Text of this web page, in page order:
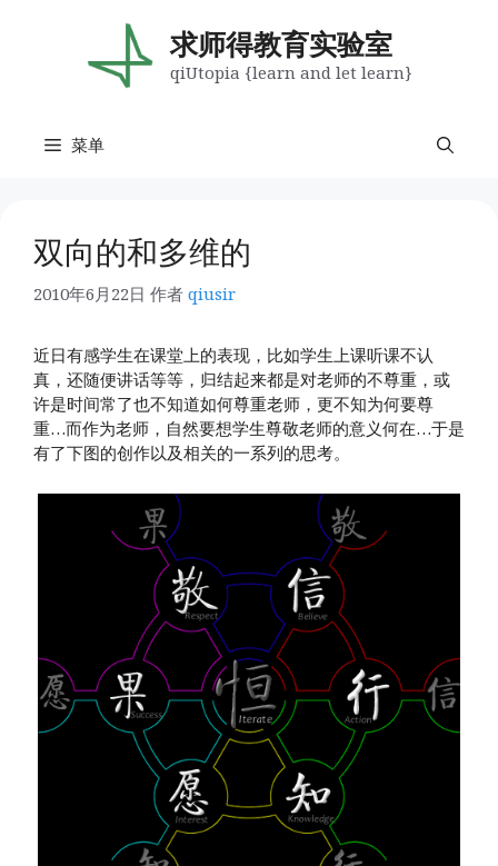
求师得教育实验室
qiUtopia {learn and let learn}
菜单
双向的和多维的
2010年6月22日 作者 qiusir
近日有感学生在课堂上的表现，比如学生上课听课不认
真，还随便讲话等等，归结起来都是对老师的不尊重，或
许是时间常了也不知道如何尊重老师，更不知为何要尊
重…而作为老师，自然要想学生尊敬老师的意义何在…于是
有了下图的创作以及相关的一系列的思考。